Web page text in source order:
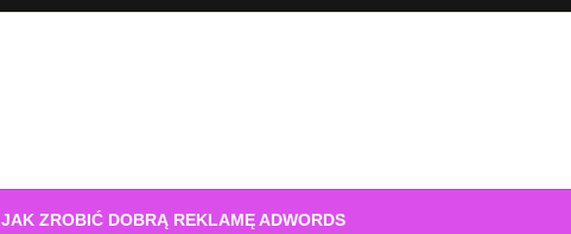
JAK ZROBIĆ DOBRĄ REKLAMĘ ADWORDS